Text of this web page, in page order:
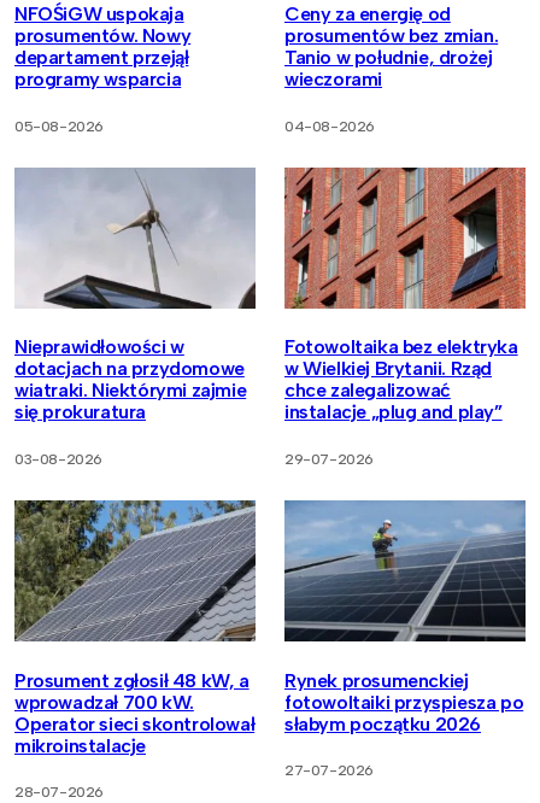
NFOŚiGW uspokaja
prosumentów. Nowy
departament przejął
programy wsparcia
05-08-2026
Ceny za energię od
prosumentów bez zmian.
Tanio w południe, drożej
wieczorami
04-08-2026
Nieprawidłowości w
dotacjach na przydomowe
wiatraki. Niektórymi zajmie
się prokuratura
03-08-2026
Fotowoltaika bez elektryka
w Wielkiej Brytanii. Rząd
chce zalegalizować
instalacje „plug and play”
29-07-2026
Prosument zgłosił 48 kW, a
wprowadzał 700 kW.
Operator sieci skontrolował
mikroinstalacje
28-07-2026
Rynek prosumenckiej
fotowoltaiki przyspiesza po
słabym początku 2026
27-07-2026